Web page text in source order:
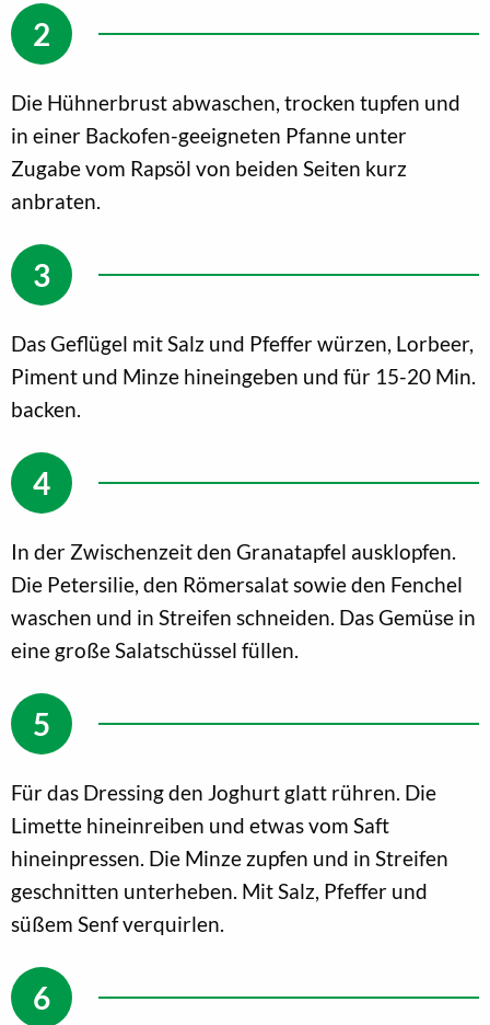
Die Hühnerbrust abwaschen, trocken tupfen und
in einer Backofen-geeigneten Pfanne unter
Zugabe vom Rapsöl von beiden Seiten kurz
anbraten.
Das Geflügel mit Salz und Pfeffer würzen, Lorbeer,
Piment und Minze hineingeben und für 15-20 Min.
backen.
In der Zwischenzeit den Granatapfel ausklopfen.
Die Petersilie, den Römersalat sowie den Fenchel
waschen und in Streifen schneiden. Das Gemüse in
eine große Salatschüssel füllen.
Für das Dressing den Joghurt glatt rühren. Die
Limette hineinreiben und etwas vom Saft
hineinpressen. Die Minze zupfen und in Streifen
geschnitten unterheben. Mit Salz, Pfeffer und
süßem Senf verquirlen.